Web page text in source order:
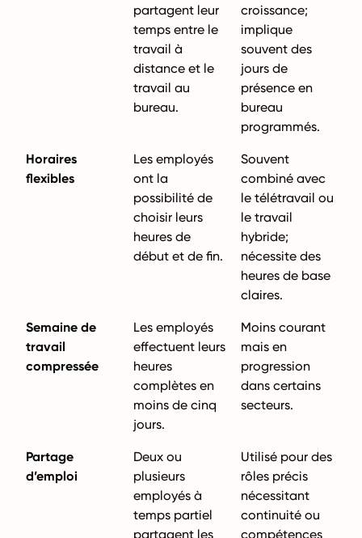
partagent leur
temps entre le
travail à
distance et le
travail au
bureau.
croissance;
implique
souvent des
jours de
présence en
bureau
programmés.
Horaires
flexibles
Les employés
ont la
possibilité de
choisir leurs
heures de
début et de fin.
Souvent
combiné avec
le télétravail ou
le travail
hybride;
nécessite des
heures de base
claires.
Semaine de
travail
compressée
Les employés
effectuent leurs
heures
complètes en
moins de cinq
jours.
Moins courant
mais en
progression
dans certains
secteurs.
Partage
d’emploi
Deux ou
plusieurs
employés à
temps partiel
partagent les
Utilisé pour des
rôles précis
nécessitant
continuité ou
compétences